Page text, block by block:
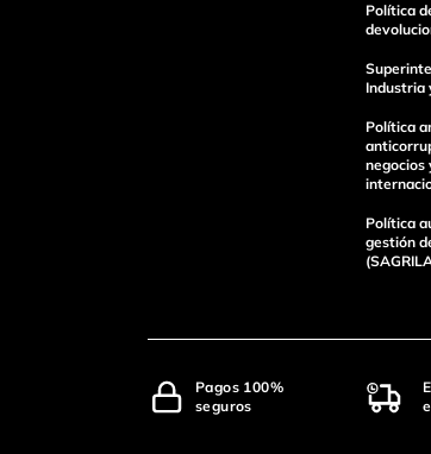
Enviar Comentario
Política
Industria
Política
negocios
Política
gestión
Pagos 100%
seguros